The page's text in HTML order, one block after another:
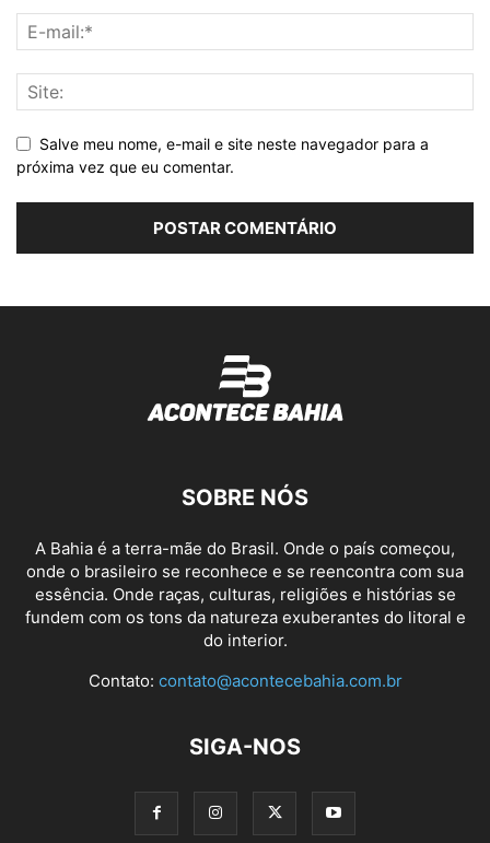
Salve meu nome, e-mail e site neste navegador para a
próxima vez que eu comentar.
SOBRE NÓS
A Bahia é a terra-mãe do Brasil. Onde o país começou,
onde o brasileiro se reconhece e se reencontra com sua
essência. Onde raças, culturas, religiões e histórias se
fundem com os tons da natureza exuberantes do litoral e
do interior.
Contato: contato@acontecebahia.com.br
SIGA-NOS